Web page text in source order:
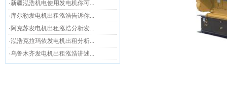
·新疆泓浩机电使用发电机你可...
·库尔勒发电机出租泓浩告诉你...
·阿克苏发电机出租泓浩分析发...
·泓浩克拉玛依发电机出租分析...
·乌鲁木齐发电机出租泓浩讲述...